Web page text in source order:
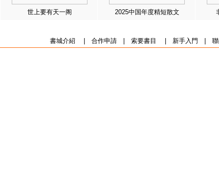
世上要有天一阁 2025中国年度精短散文
書城介紹 合作申請| 索要書目 新手入門